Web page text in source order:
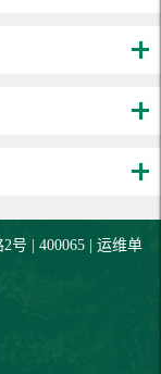
号 | 400065 | 运维单